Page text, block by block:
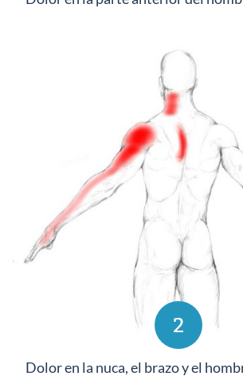
2
Dolor en la nuca, el brazo y el